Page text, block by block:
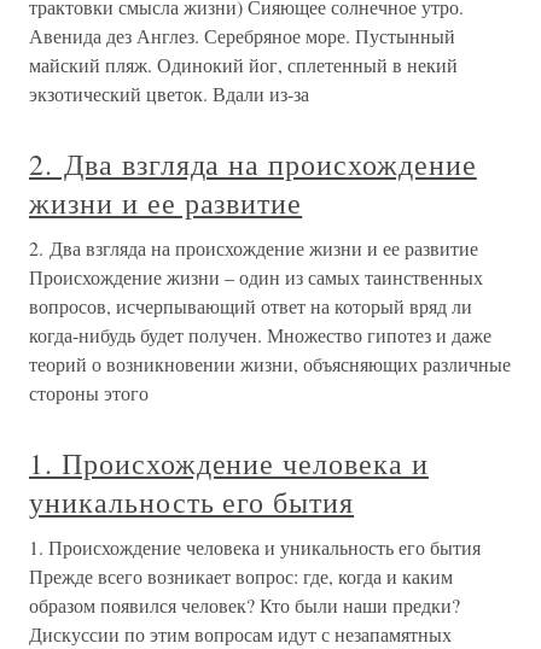
трактовки смысла жизни) Сияющее солнечное утро.
Авенида дез Англез. Серебряное море. Пустынный
майский пляж. Одинокий йог, сплетенный в некий
экзотический цветок. Вдали из-за
2. Два взгляда на происхождение
жизни и ее развитие
2. Два взгляда на происхождение жизни и ее развитие
Происхождение жизни – один из самых таинственных
вопросов, исчерпывающий ответ на который вряд ли
когда-нибудь будет получен. Множество гипотез и даже
теорий о возникновении жизни, объясняющих различные
стороны этого
1. Происхождение человека и
уникальность его бытия
1. Происхождение человека и уникальность его бытия
Прежде всего возникает вопрос: где, когда и каким
образом появился человек? Кто были наши предки?
Дискуссии по этим вопросам идут с незапамятных